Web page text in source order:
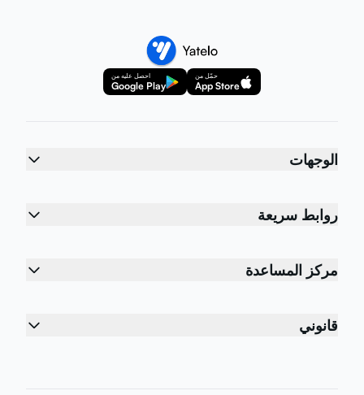
حمّل من
App Store
احصل عليه من
Google Play
الوجهات
روابط سريعة
مركز المساعدة
قانوني